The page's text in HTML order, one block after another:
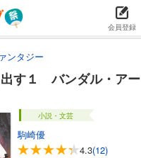
会員登録
ンタジー
す１ バンダル・アー
小説・文芸
駒崎優
4.3(12)